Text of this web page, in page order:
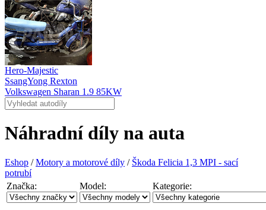
Hero-Majestic
SsangYong Rexton
Volkswagen Sharan 1.9 85KW
Náhradní díly na auta
Eshop /Motory a motorové díly / Škoda Felicia 1,3 MPI - sací
potrubí
Značka:
Model: Kategorie: